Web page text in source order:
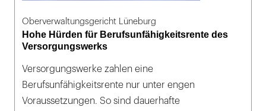
Oberverwaltungsgericht Lüneburg
Hohe Hürden für Berufsunfähigkeitsrente des
Versorgungswerks
Versorgungswerke zahlen eine
Berufsunfähigkeitsrente nur unter engen
Voraussetzungen. So sind dauerhafte